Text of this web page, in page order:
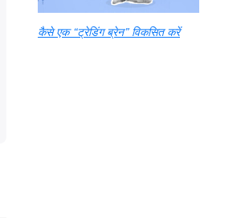
कैसे एक “ट्रेडिंग ब्रेन” विकसित करें